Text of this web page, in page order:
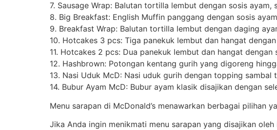
7. Sausage Wrap: Balutan tortilla lembut dengan sosis ayam,
8. Big Breakfast: English Muffin panggang dengan sosis
9. Breakfast Wrap: Balutan tortilla lembut dengan daging
10. Hotcakes 3 pcs: Tiga panekuk lembut dan hangat
11. Hotcakes 2 pcs: Dua panekuk lembut dan hangat
12. Hashbrown: Potongan kentang gurih yang digoreng
13. Nasi Uduk McD: Nasi uduk gurih dengan topping
14. Bubur Ayam McD: Bubur ayam klasik disajikan dengan
Menu sarapan di McDonald’s menawarkan berbagai pilihan
Jika Anda ingin menikmati menu sarapan yang disajikan